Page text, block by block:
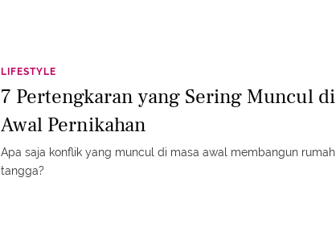
LIFESTYLE
7 Pertengkaran yang Sering Muncul di
Awal Pernikahan
Apa saja konflik yang muncul di masa awal membangun rumah
tangga?